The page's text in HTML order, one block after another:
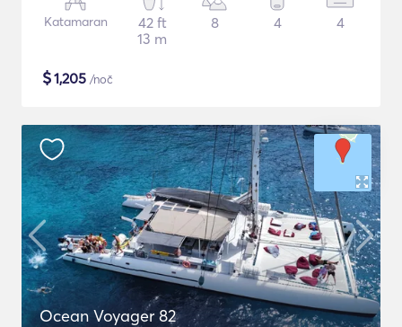
Katamaran
42 ft
13 m
8 4 4
$1,205 /noč
Ocean Voyager 82